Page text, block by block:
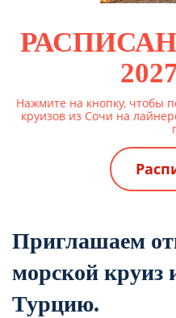
Нажмите на кнопку, чтобы
круизов из Сочи на
Приглашаем
морской круиз
Турцию.